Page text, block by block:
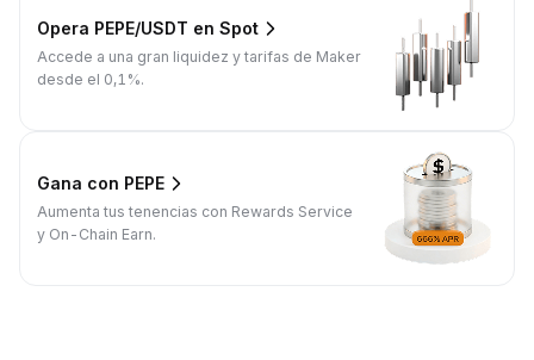
Opera PEPE/USDT en Spot
Accede a una gran liquidez y tarifas de Maker
desde el 0,1%.
Gana con PEPE
Aumenta tus tenencias con Rewards Service
y On-Chain Earn.